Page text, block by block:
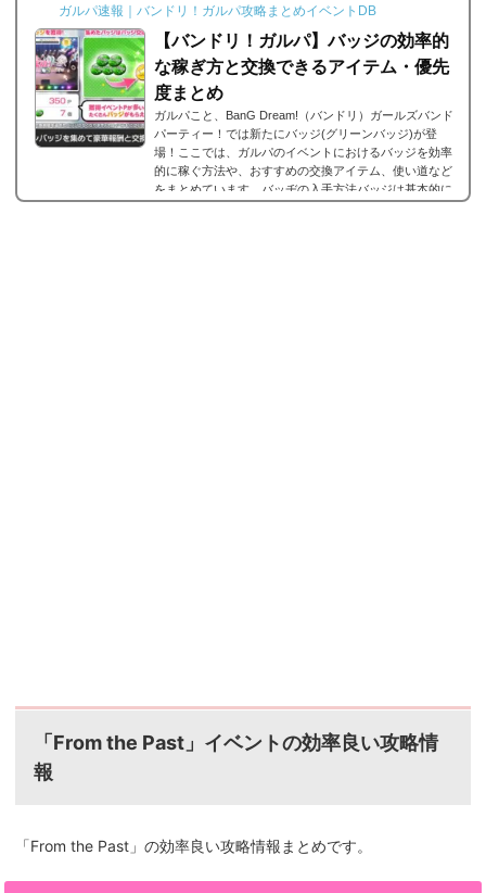
ガルパ速報｜バンドリ！ガルパ攻略まとめイベントDB
【バンドリ！ガルパ】バッジの効率的
な稼ぎ方と交換できるアイテム・優先
度まとめ
ガルパこと、BanG Dream!（バンドリ）ガールズバンド
パーティー！では新たにバッジ(グリーンバッジ)が登
場！ここでは、ガルパのイベントにおけるバッジを効率
的に稼ぐ方法や、おすすめの交換アイテム、使い道など
をまとめています。バッヂの入手方法バッジは基本的に
「From the Past」 イベントの効率良い攻略情
報
「From the Past」の効率良い攻略情報まとめです。